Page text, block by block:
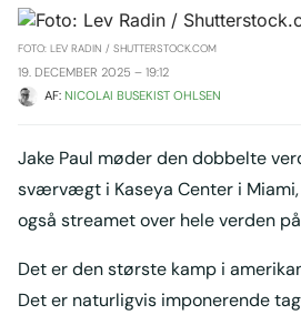
FOTO: LEV RADIN / SHUTTERSTOCK.COM
19. DECEMBER 2025 – 19:12
AF: NICOLAI BUSEKIST OHLSEN
Jake Paul møder den dobbelte
sværvægt i Kaseya Center i
også streamet over hele verden
Det er den største kamp i
Det er naturligvis imponerende